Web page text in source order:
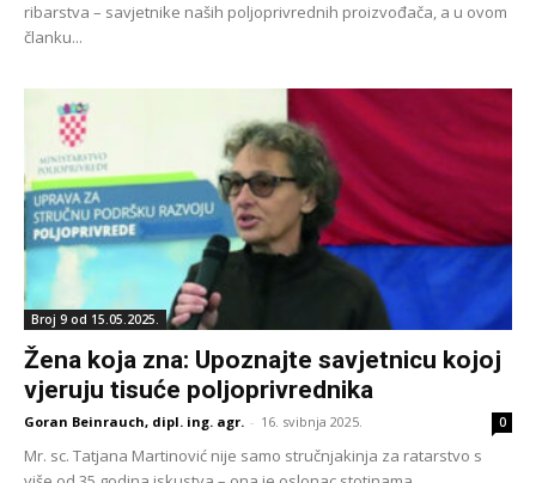
ribarstva – savjetnike naših poljoprivrednih proizvođača, a u ovom
članku...
Broj 9 od 15.05.2025.
Žena koja zna: Upoznajte savjetnicu kojoj
vjeruju tisuće poljoprivrednika
Goran Beinrauch, dipl. ing. agr. - 16. svibnja 2025. 0
Mr. sc. Tatjana Martinović nije samo stručnjakinja za ratarstvo s